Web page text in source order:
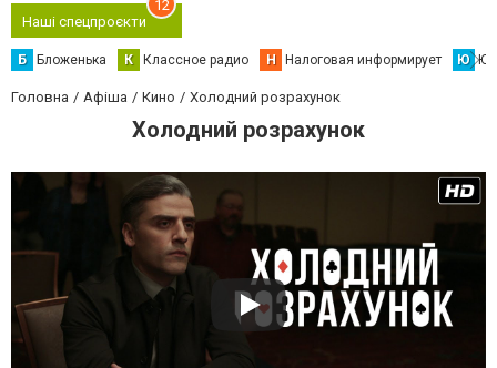
Наші спецпроєкти
12
Б Бложенька К Классное радио Н Налоговая информирует Ю
Головна Афіша Кино Холодний розрахунок
Холодний розрахунок